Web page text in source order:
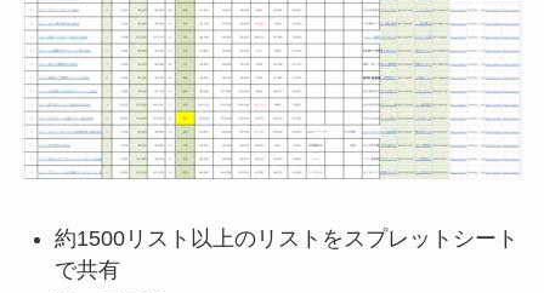
約1500リスト以上のリストをスプレットシート
で共有